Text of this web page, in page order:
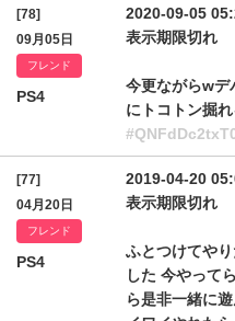
[78]
09月05日
フレンド
PS4
2020-09-05
表示期限切れ
今更ながらwデ
にトコトン掘
[77]
04月20日
フレンド
PS4
2019-04-20
表示期限切れ
ふとつけてや
した 今やって
ら是非一緒に